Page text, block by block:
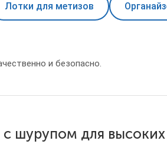
Лотки для метизов
и безопасно.
шурупом для высоких